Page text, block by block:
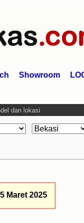
Showroom
dan lokasi
5 Maret 2025